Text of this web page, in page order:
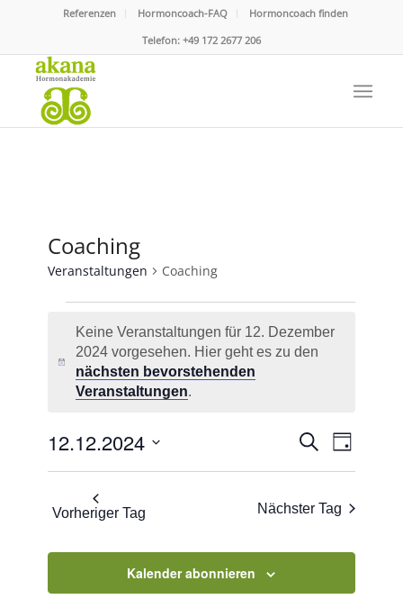
Referenzen Hormoncoach-FAQ
Hormoncoach finden
Telefon: +49 172 2677 206
Coaching
Veranstaltungen Coaching
12.
Dezember
Hinweis
Keine Veranstaltungen für 12. Dezember
2024 vorgesehen. Hier geht es zu den
nächsten bevorstehenden
Veranstaltungen.
Suche
und
Ansichten,
Navigation
SucheTag
12.12.2024
Datum
wählen.
Vorheriger Tag Nächster Tag
Kalender abonnieren